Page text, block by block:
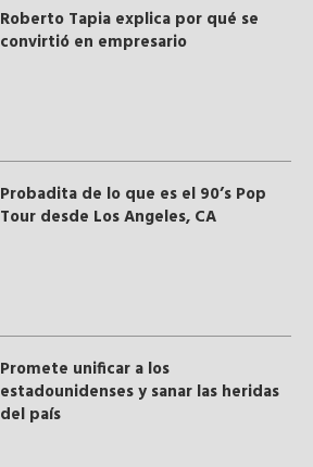
Roberto Tapia explica por qué se
convirtió en empresario
Probadita de lo que es el 90’s Pop
Tour desde Los Angeles, CA
Promete unificar a los
estadounidenses y sanar las heridas
del país